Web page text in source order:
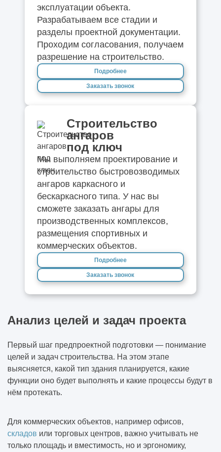
эксплуатации объекта.
Разрабатываем все стадии и
разделы проектной документации.
Проходим согласования, получаем
разрешение на строительство.
Подробнее
Заказать звонок
Строительство
ангаров
под ключ
Мы выполняем проектирование и
строительство быстровозводимых
ангаров каркасного и
бескаркасного типа. У нас вы
сможете заказать ангары для
производственных комплексов,
размещения спортивных и
коммерческих объектов.
Подробнее
Заказать звонок
Анализ целей и задач проекта
Первый шаг предпроектной подготовки — понимание
целей и задач строительства. На этом этапе
выясняется, какой тип здания планируется, какие
функции оно будет выполнять и какие процессы будут в
нём протекать.
Для коммерческих объектов, например офисов,
складов или торговых центров, важно учитывать не
только площадь и вместимость, но и эргономику,